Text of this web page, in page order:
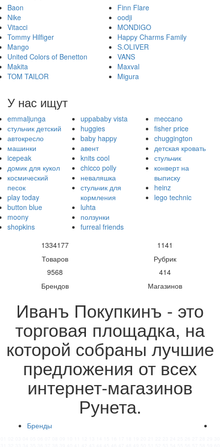
Baon
Nike
Vitacci
Tommy Hilfiger
Mango
United Colors of Benetton
Makita
TOM TAILOR
Finn Flare
oodji
MONDIGO
Happy Charms Family
S.OLIVER
VANS
Maxval
Migura
У нас ищут
emmaljunga
стульчик детский
автокресло
машинки
icepeak
домик для кукол
космический
песок
play today
button blue
moony
shopkins
uppababy vista
huggies
baby happy
авент
knits cool
chicco polly
неваляшка
стульчик для
кормления
luhta
ползунки
furreal friends
meccano
fisher price
chuggington
детская кровать
стульчик
конверт на
выписку
heinz
lego technic
1334177
Товаров
1141
Рубрик
9568
Брендов
414
Магазинов
Иванъ Покупкинъ - это
торговая площадка, на
которой собраны лучшие
предложения от всех
интернет-магазинов
Рунета.
Бренды